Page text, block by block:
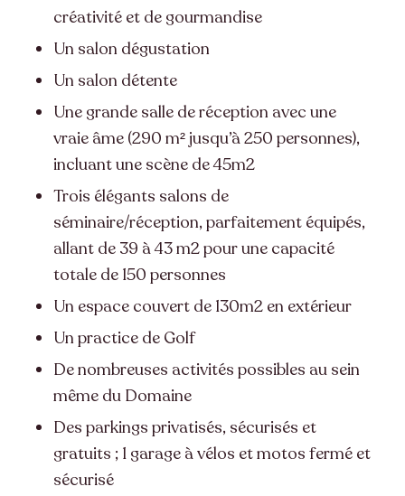
créativité et de gourmandise
Un salon dégustation
Un salon détente
Une grande salle de réception avec une
vraie âme (290 m² jusqu’à 250 personnes),
incluant une scène de 45m2
Trois élégants salons de
séminaire/réception, parfaitement équipés,
allant de 39 à 43 m2 pour une capacité
totale de 150 personnes
Un espace couvert de 130m2 en extérieur
Un practice de Golf
De nombreuses activités possibles au sein
même du Domaine
Des parkings privatisés, sécurisés et
gratuits ; 1 garage à vélos et motos fermé et
sécurisé